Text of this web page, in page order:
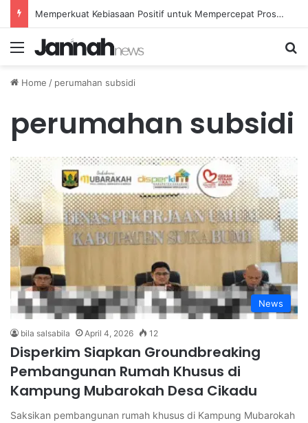
Memperkuat Kebiasaan Positif untuk Mempercepat Proses Pemulihan Mental Anda
Menu
Home / perumahan subsidi
perumahan subsidi
News
bila salsabila April 4, 2026 12
Disperkim Siapkan Groundbreaking
Pembangunan Rumah Khusus di
Kampung Mubarokah Desa Cikadu
Saksikan pembangunan rumah khusus di Kampung Mubarokah